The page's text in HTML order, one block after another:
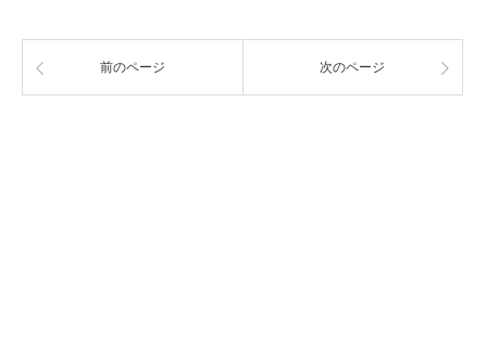
前のページ 次のページ